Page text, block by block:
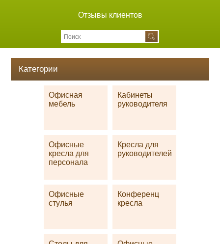
Отзывы клиентов
Категории
Офисная
мебель
Кабинеты
руководителя
Офисные
кресла для
персонала
Кресла для
руководителей
Офисные
стулья
Конференц
кресла